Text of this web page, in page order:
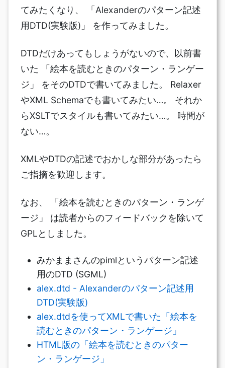
てみたくなり、 「Alexanderのパターン記述
用DTD(実験版)」 を作ってみました。
DTDだけあってもしょうがないので、以前書
いた 「絵本を読むときのパターン・ランゲー
ジ」 をそのDTDで書いてみました。 Relaxer
やXML Schemaでも書いてみたい…。 それか
らXSLTでスタイルも書いてみたい…。 時間が
ない…。
XMLやDTDの記述でおかしな部分があったら
ご指摘を歓迎します。
なお、 「絵本を読むときのパターン・ランゲ
ージ」 は読者からのフィードバックを除いて
GPLとしました。
みかままさんのpimlというパターン記述
用のDTD (SGML)
alex.dtd - Alexanderのパターン記述用
DTD(実験版)
alex.dtdを使ってXMLで書いた「絵本を
読むときのパターン・ランゲージ」
HTML版の「絵本を読むときのパター
ン・ランゲージ」